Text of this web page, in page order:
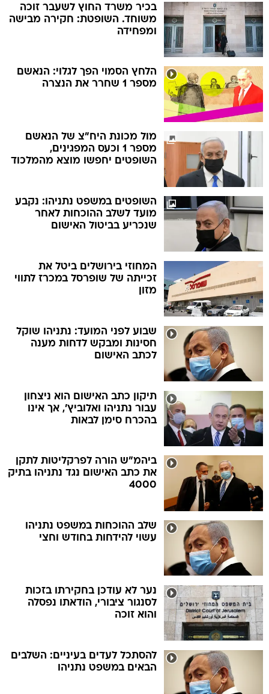
בכיר משרד החוץ לשעבר זוכה
משוחד. השופטת: חקירה מבישה
ומפחידה
הלחץ הסמוי הפך לגלוי: הנאשם
מספר 1 שחרר את הנצרה
מול מכונת היח"צ של הנאשם
מספר 1 וכעס המפגינים,
השופטים יחפשו מוצא מהמלכוד
השופטים במשפט נתניהו: נקבע
מועד לשלב ההוכחות לאחר
שנכריע בביטול האישום
המחוזי בירושלים ביטל את
זכייתה של שופרסל במכרז לתווי
מזון
שבוע לפני המועד: נתניהו שוקל
חסינות ומבקש לדחות מענה
לכתב האישום
תיקון כתב האישום הוא ניצחון
עבור נתניהו ואלוביץ', אך אינו
בהכרח סימן לבאות
ביהמ"ש הורה לפרקליטות לתקן
את כתב האישום נגד נתניהו בתיק
4000
שלב ההוכחות במשפט נתניהו
עשוי להידחות בחודש וחצי
נער לא עודכן בחקירתו בזכות
לסנגור ציבורי, הודאתו נפסלה
והוא זוכה
להסתכל לעדים בעיניים: השלבים
הבאים במשפט נתניהו